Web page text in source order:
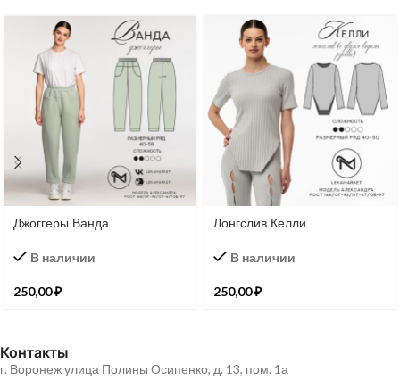
Джоггеры Ванда
В наличии
250,00₽
Лонгслив Келли
В наличии
250,00₽
Контакты
г. Воронеж улица Полины Осипенко, д. 13, пом. 1а